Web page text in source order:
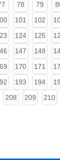
78 79
101 102
124 125
147 148
170 171
193 194
208 209 210